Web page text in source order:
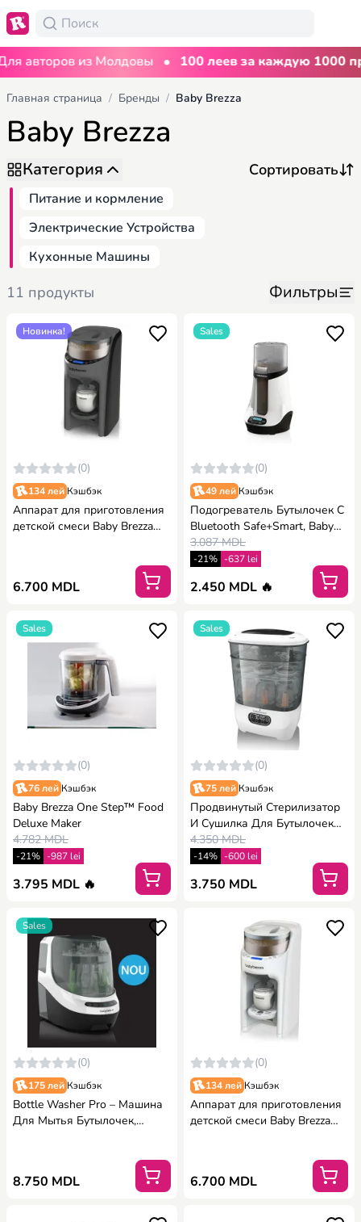
авторов из Молдовы • 100 леев за каждую 1000
Главная страница / Бренды / Baby Brezza
Baby Brezza
Категория
Питание и кормление
Электрические Устройства
Кухонные Машины
11 продукты Фильтры
Новинка!
(0)
134 лей Кэшбэк
Аппарат для приготовления
детской смеси Baby Brezza
6.700 MDL
Sales
(0)
49 лей Кэшбэк
Подогреватель Бутылочек С
Bluetooth Safe+Smart, Baby
Brezza
3.087 MDL
-21% -637 lei
2.450 MDL 🔥
Sales
(0)
76 лей Кэшбэк
Baby Brezza One Step™ Food
Deluxe Maker
4.782 MDL
-21% -987 lei
3.795 MDL 🔥
Sales
(0)
75 лей Кэшбэк
Продвинутый Стерилизатор
И Сушилка Для Бутылочек
Babybrezza
4.350 MDL
-14% -600 lei
3.750 MDL
Sales
(0)
175 лей Кэшбэк
Bottle Washer Pro – Машина
Для Мытья Бутылочек,
8.750 MDL
(0)
134 лей Кэшбэк
Аппарат для приготовления
детской смеси Baby Brezza
6.700 MDL